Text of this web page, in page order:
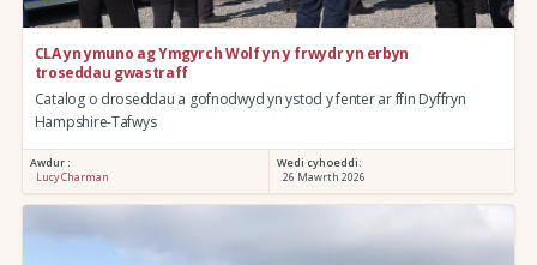
CLA yn ymuno ag Ymgyrch Wolf yn y frwydr yn erbyn
troseddau gwastraff
Catalog o droseddau a gofnodwyd yn ystod y fenter ar ffin Dyffryn
Hampshire-Tafwys
Awdur :
Lucy Charman
Wedi cyhoeddi:
26 Mawrth 2026